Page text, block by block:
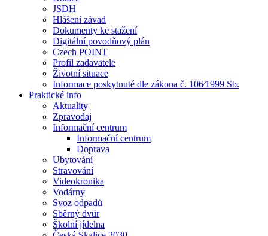
JSDH
Hlášení závad
Dokumenty ke stažení
Digitální povodňový plán
Czech POINT
Profil zadavatele
Životní situace
Informace poskytnuté dle zákona č. 106⁄1999 Sb.
Praktické info
Aktuality
Zpravodaj
Informační centrum
Informační centrum
Doprava
Ubytování
Stravování
Videokronika
Vodárny
Svoz odpadů
Sběrný dvůr
Školní jídelna